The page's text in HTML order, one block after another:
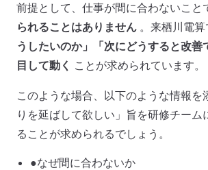
前提として、仕事が間に合わないこと
られることはありません 。来栖川電算
うしたいのか」「次にどうすると改善
目して動く ことが求められています。
このような場合、以下のような情報を
りを延ばして欲しい」旨を研修チーム
ることが求められるでしょう。
●なぜ間に合わないか